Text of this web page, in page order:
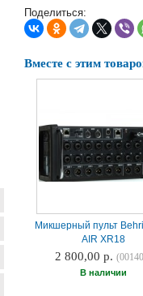
Поделиться:
Вместе с этим
Микшерный пульт
AIR XR18
2 800,00 р.
В наличии